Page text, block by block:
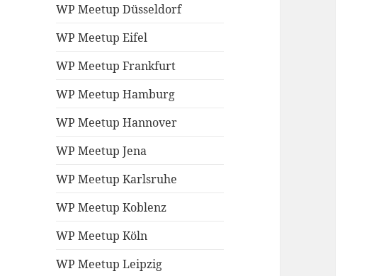
WP Meetup Düsseldorf
WP Meetup Eifel
WP Meetup Frankfurt
WP Meetup Hamburg
WP Meetup Hannover
WP Meetup Jena
WP Meetup Karlsruhe
WP Meetup Koblenz
WP Meetup Köln
WP Meetup Leipzig